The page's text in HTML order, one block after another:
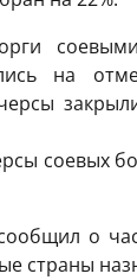
на
соевых
о
страны